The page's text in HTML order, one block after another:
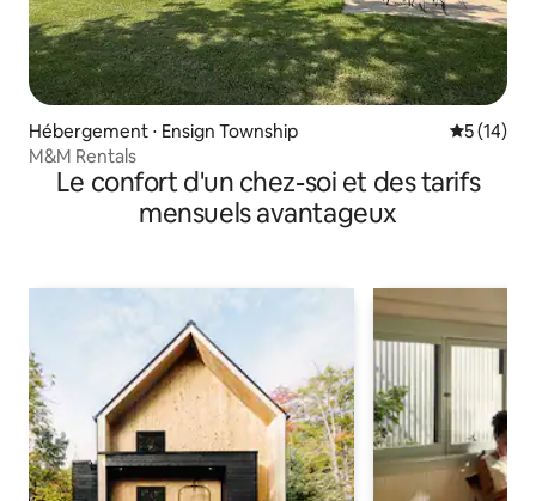
Hébergement ⋅ Ensign Township
5 (14)
M&M Rentals
Le confort d'un chez-soi et des tarifs
mensuels avantageux